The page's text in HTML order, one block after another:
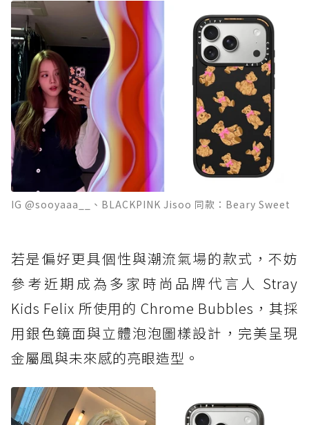
IG @sooyaaa__、BLACKPINK Jisoo 同款：Beary Sweet
若是偏好更具個性與潮流氣場的款式，不妨
參考近期成為多家時尚品牌代言人 Stray
Kids Felix 所使用的 Chrome Bubbles，其採
用銀色鏡面與立體泡泡圖樣設計，完美呈現
金屬風與未來感的亮眼造型。